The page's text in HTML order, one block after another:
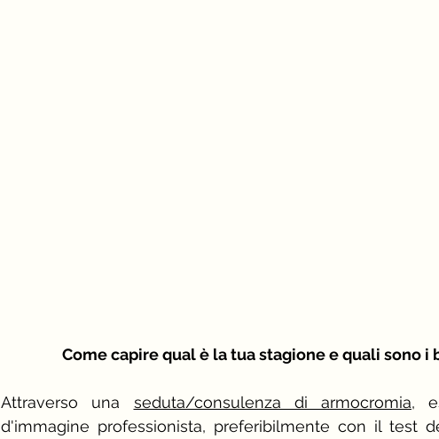
Come capire qual è la tua stagione e quali sono
Attraverso una seduta/consulenza di armocromia,
d'immagine professionista, preferibilmente con il test